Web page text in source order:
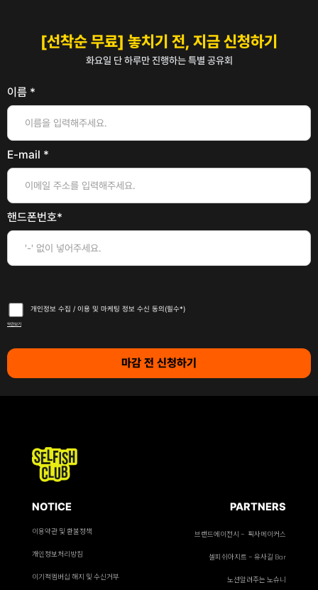
[선착순 무료] 놓치기 전, 지금 신청하기
화요일 단 하루만 진행하는 특별 공유회
이름 *
E-mail *
핸드폰번호*
개인정보 수집 / 이용 및 마케팅 정보 수신 동의(필수*)
약관보기
NOTICE PARTNERS
이용약관 및 환불정책 브랜드에이전시 - 픽사메이커스
개인정보처리방침 셀피쉬아지트 - 유사길 Bar
이기적멤버십 해지 및 수신거부 노션알려주는 노슈니